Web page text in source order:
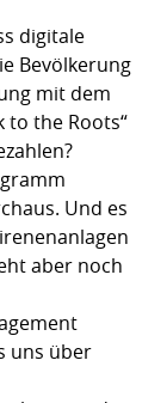
digitale
Bevölkerung
mit dem
to the Roots“
Und es
aber noch
uns über